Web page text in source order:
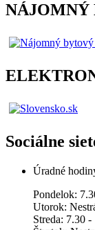
NÁJOMNÝ
Sociálne
Úradné
Pondelok:
Utorok:
Streda: 7.30 -